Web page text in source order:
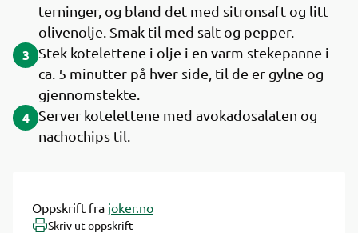
terninger, og bland det med sitronsaft og litt
olivenolje. Smak til med salt og pepper.
3
Stek kotelettene i olje i en varm stekepanne i
ca. 5 minutter på hver side, til de er gylne og
gjennomstekte.
4 Server kotelettene med avokadosalaten og
nachochips til.
Oppskrift fra joker.no
Skriv ut oppskrift